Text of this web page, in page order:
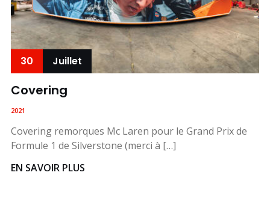
30 Juillet
Covering
2021
Covering remorques Mc Laren pour le Grand Prix de
Formule 1 de Silverstone (merci à […]
EN SAVOIR PLUS